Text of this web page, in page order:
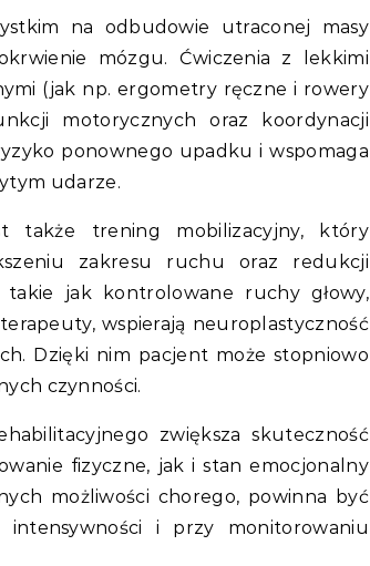
na odbudowie utraconej masy
mózgu. Ćwiczenia z lekkimi
(jak np. ergometry ręczne i rowery
motorycznych oraz koordynacji
ponownego upadku i wspomaga
udarze.
także trening mobilizacyjny, który
zakresu ruchu oraz redukcji
takie jak kontrolowane ruchy głowy,
wspierają neuroplastyczność
Dzięki nim pacjent może stopniowo
czynności.
zwiększa skuteczność
fizyczne, jak i stan emocjonalny
możliwości chorego, powinna być
intensywności i przy monitorowaniu